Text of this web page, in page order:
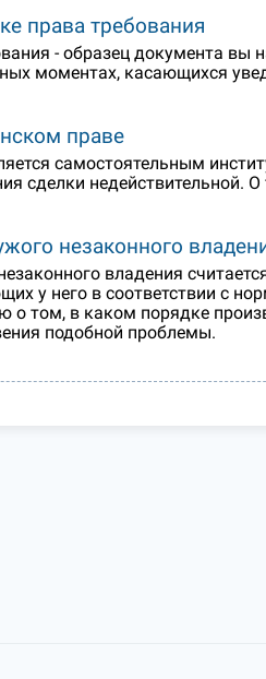
права требования
- образец документа вы
моментах, касающихся
праве
самостоятельным
сделки недействительной. О
незаконного
владения
у него в соответствии с
о том, в каком порядке
подобной проблемы.